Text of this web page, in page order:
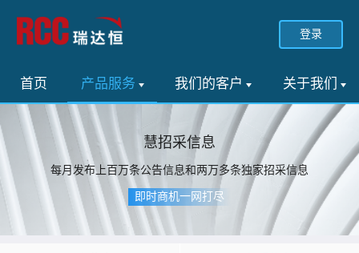
登录
首页 产品服务 我们的客户 关于我们
慧招采信息
每月发布上百万条公告信息和两万多条独家招采信息
即时商机一网打尽